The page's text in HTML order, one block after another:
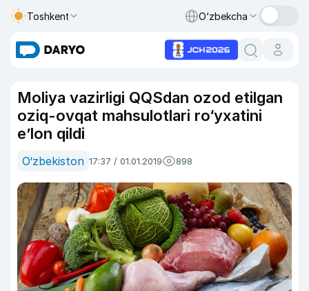
Toshkent O‘zbekcha
Moliya vazirligi QQSdan ozod etilgan
oziq-ovqat mahsulotlari ro‘yxatini
e’lon qildi
O‘zbekiston 17:37 / 01.01.2019 898